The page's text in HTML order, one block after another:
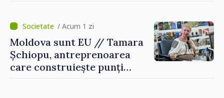
/ Acum 1 zi
Moldova sunt EU // Tamara
Șchiopu, antreprenoarea
care construiește punți